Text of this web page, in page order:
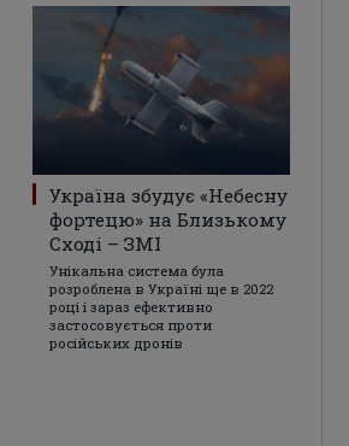
Україна збудує «Небесну
фортецю» на Близькому
Сході – ЗМІ
Унікальна система була
розроблена в Україні ще в 2022
році і зараз ефективно
застосовується проти
російських дронів